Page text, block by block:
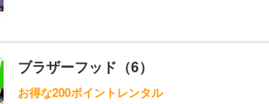
ブラザーフッド（6）
お得な200ポイントレンタル